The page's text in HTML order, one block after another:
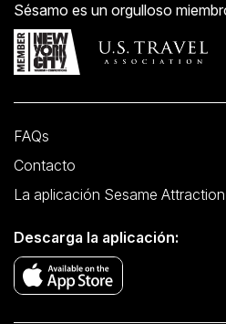
Sésamo es un orgulloso
FAQs
Contacto
La aplicación Sesame
Descarga la aplicación: